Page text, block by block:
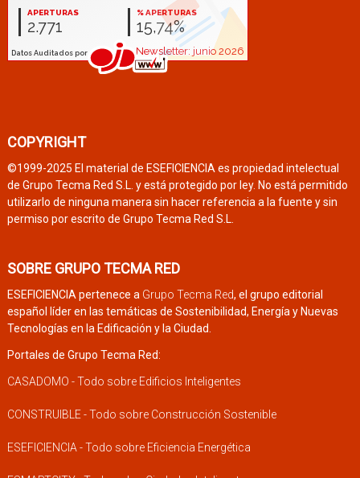
COPYRIGHT
©1999-2025 El material de ESEFICIENCIA es propiedad intelectual
de Grupo Tecma Red S.L. y está protegido por ley. No está permitido
utilizarlo de ninguna manera sin hacer referencia a la fuente y sin
permiso por escrito de Grupo Tecma Red S.L.
SOBRE GRUPO TECMA RED
ESEFICIENCIA pertenece a Grupo Tecma Red, el grupo editorial
español líder en las temáticas de Sostenibilidad, Energía y Nuevas
Tecnologías en la Edificación y la Ciudad.
Portales de Grupo Tecma Red:
CASADOMO - Todo sobre Edificios Inteligentes
CONSTRUIBLE - Todo sobre Construcción Sostenible
ESEFICIENCIA - Todo sobre Eficiencia Energética